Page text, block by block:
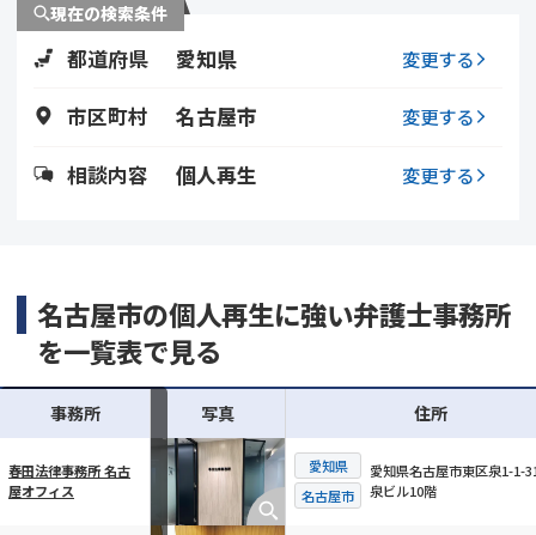
現在の検索条件
都道府県 愛知県 変更する
市区町村 名古屋市 変更する
相談内容 個人再生 変更する
名古屋市の個人再生に強い弁護士事務所
を一覧表で見る
横スクロール可能
事務所 写真 住所
春田法律事務所 名古
屋オフィス
愛知県
名古屋市
愛知県名古屋市東区泉1-1-
泉ビル10階